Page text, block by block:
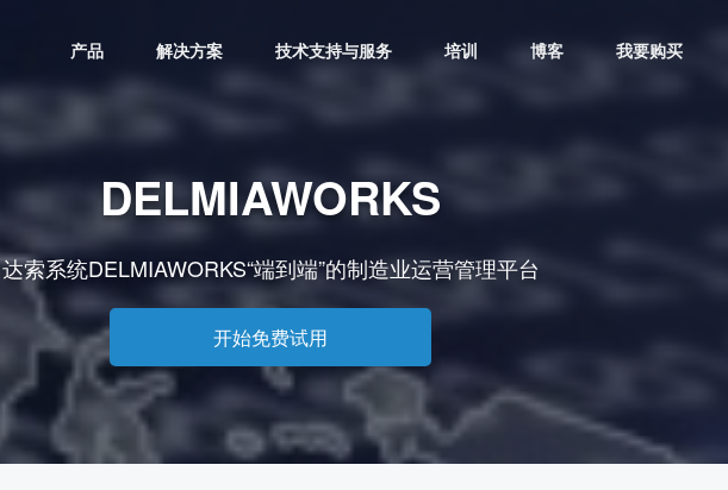
产品 解决方案 技术支持与服务 培训 博客 我要购买
DELMIAWORKS
达索系统DELMIAWORKS“端到端”的制造业运营管理平台
开始免费试用